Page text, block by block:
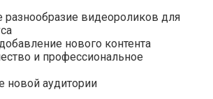
разнообразие видеороликов для
нового контента
и профессиональное
новой аудитории